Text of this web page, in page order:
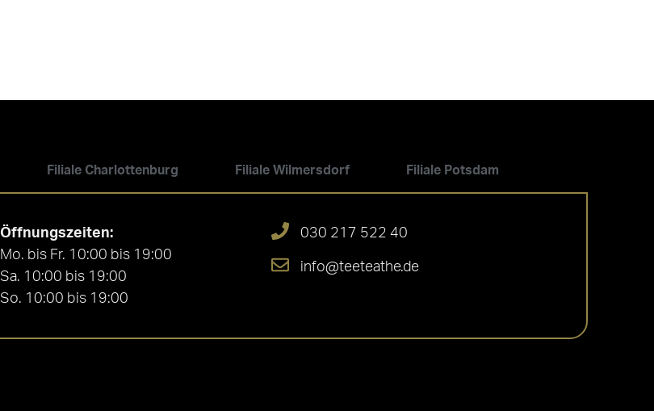
Filiale Charlottenburg Filiale Wilmersdorf Filiale Potsdam
Öffnungszeiten:
Mo. bis Fr. 10:00 bis 19:00
Sa. 10:00 bis 19:00
So. 10:00 bis 19:00
030 217 522 40
info@teeteathe.de